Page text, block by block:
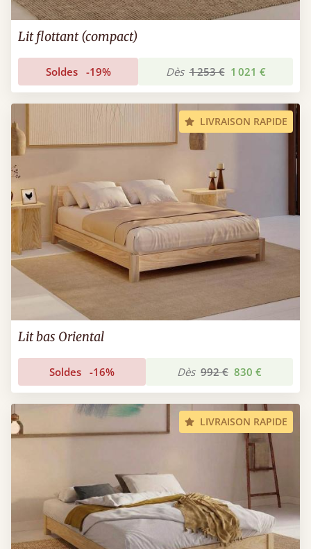
Lit flottant (compact)
Soldes -19% Dès 1 253 € 1 021 €
LIVRAISON RAPIDE
Lit bas Oriental
Soldes -16% Dès 992 € 830 €
LIVRAISON RAPIDE